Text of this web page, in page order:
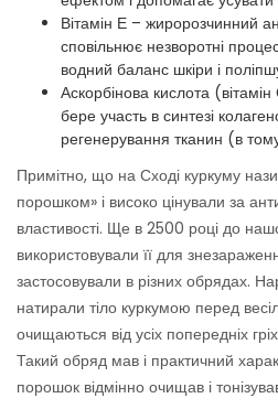
Вітамін Е – жиророзчинний
сповільнює незворотні
водний баланс шкіри і
Аскорбінова кислота
бере участь в синтезі
регенерування тканин (в
Примітно, що на Сході куркуму
порошком» і високо цінували за
властивості. Ще в 2500 році до
використовували її для
застосовували в різних обрядах.
натирали тіло куркумою перед
очищаються від усіх попередніх
Такий обряд мав і практичний
порошок відмінно очищав і